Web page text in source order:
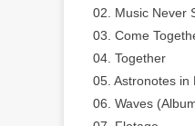
02. Music Never
03. Come
04. Together
05. Astronotes in
06. Waves